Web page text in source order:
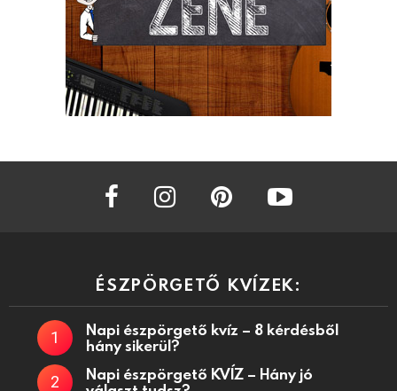
facebook instagram
ÉSZPÖRGETŐ KVÍZEK:
Napi észpörgető kvíz – 8 kérdésből
hány sikerül?
Napi észpörgető KVÍZ – Hány jó